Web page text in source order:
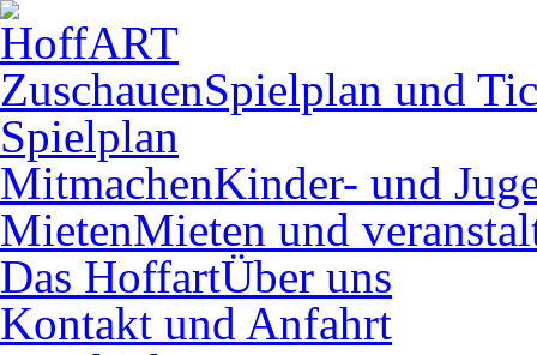
ZuschauenSpielplan und
Spielplan
MitmachenKinder- und
MietenMieten und
Das HoffartÜber uns
Kontakt und Anfahrt